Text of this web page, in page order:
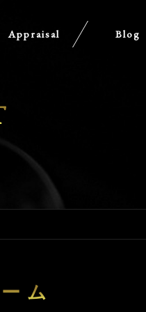
Appraisal Blog
ム